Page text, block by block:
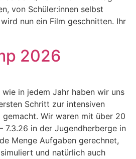
von Schüler:innen selbst
nun ein Film geschnitten. Ihr
2026
in jedem Jahr haben wir uns
Schritt zur intensiven
Wir waren mit über 20
7.3.26 in der Jugendherberge in
Menge Aufgaben gerechnet,
und natürlich auch